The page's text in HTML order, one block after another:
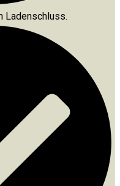
Ladenschluss.